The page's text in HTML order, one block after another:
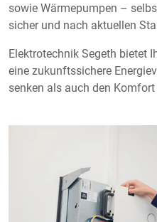
sowie Wärmepumpen –
sicher und nach aktuellen
Elektrotechnik Segeth bietet
eine zukunftssichere
senken als auch den